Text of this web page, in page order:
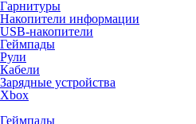
Гарнитуры
Накопители информации
USB-накопители
Геймпады
Рули
Кабели
Зарядные устройства
Xbox
Геймпады